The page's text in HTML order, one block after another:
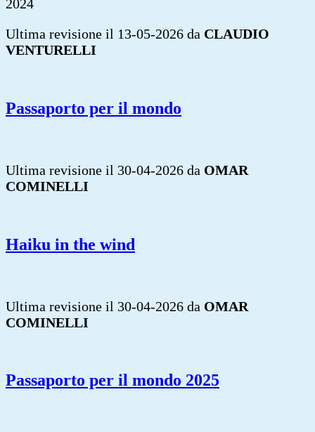
2024
Ultima revisione il 13-05-2026 da CLAUDIO
VENTURELLI
Passaporto per il mondo
Ultima revisione il 30-04-2026 da OMAR
COMINELLI
Haiku in the wind
Ultima revisione il 30-04-2026 da OMAR
COMINELLI
Passaporto per il mondo 2025